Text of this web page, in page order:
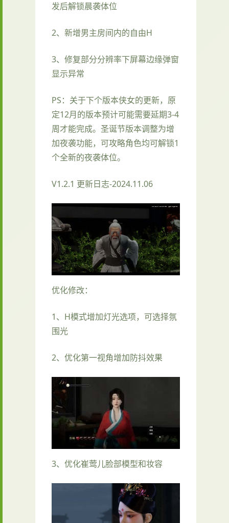
发后解锁晨袭体位
2、新增男主房间内的自由H
3、修复部分分辨率下屏幕边缘弹窗
显示异常
PS：关于下个版本侠女的更新，原
定12月的版本预计可能需要延期3-4
周才能完成。圣诞节版本调整为增
加夜袭功能，可攻略角色均可解锁1
个全新的夜袭体位。
V1.2.1 更新日志-2024.11.06
优化修改：
1、H模式增加灯光选项，可选择氛
围光
2、优化第一视角增加防抖效果
3、优化崔莺儿脸部模型和妆容